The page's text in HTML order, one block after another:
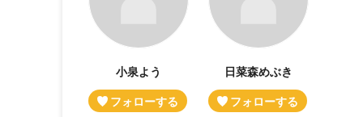
小泉よう 日菜森めぶき